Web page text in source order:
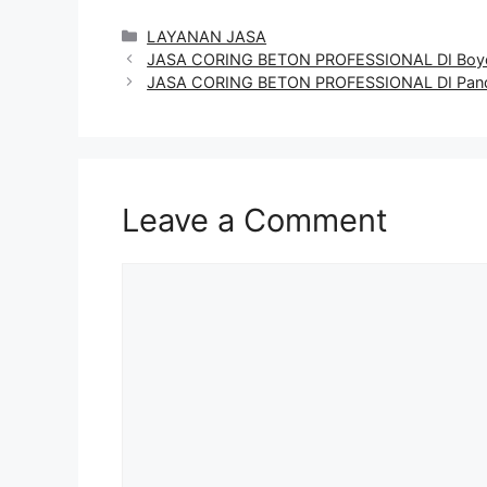
Categories
LAYANAN JASA
JASA CORING BETON PROFESSIONAL DI
JASA CORING BETON PROFESSIONAL DI
Leave a Comment